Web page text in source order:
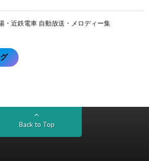
・近鉄電車 自動放送・メロディー集
Back to Top